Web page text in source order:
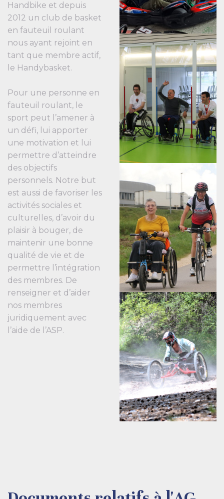
Handbike et depuis
2012 un club de basket
en fauteuil roulant
nous ayant rejoint en
tant que membre actif,
le Handybasket.
Pour une personne en
fauteuil roulant, le
sport peut l’amener à
un défi, lui apporter
une motivation et lui
permettre d’atteindre
des objectifs
personnels. Notre but
est aussi de favoriser les
activités sociales et
culturelles, d’avoir du
plaisir à bouger, de
maintenir une bonne
qualité de vie et de
permettre l’intégration
des membres. De
renseigner et d’aider
nos membres
juridiquement avec
l’aide de l’ASP.